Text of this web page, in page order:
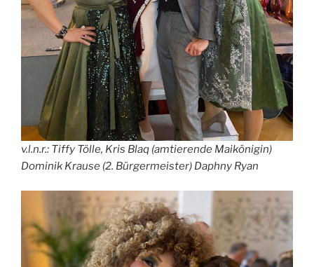
v.l.n.r.: Tiffy Tölle, Kris Blaq (amtierende Maikönigin)
Dominik Krause (2. Bürgermeister) Daphny Ryan